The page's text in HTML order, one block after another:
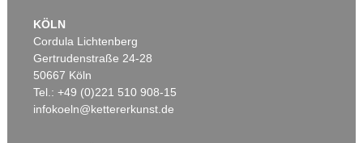
KÖLN
Cordula Lichtenberg
Gertrudenstraße 24-28
50667 Köln
Tel.: +49 (0)221 510 908-15
infokoeln@kettererkunst.de